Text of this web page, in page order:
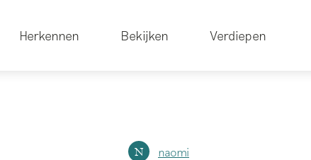
Herkennen Bekijken Verdiepen
N naomi